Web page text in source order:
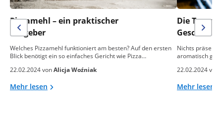
Pizzamehl – ein praktischer
Ratgeber
Welches Pizzamehl funktioniert am besten? Auf den ersten
Blick benötigt ein so einfaches Gericht wie Pizza…
22.02.2024 vonAlicja Woźniak
Mehr lesen
Die
Nichts
aromatisch
22.02.2024 von
Mehr lesen